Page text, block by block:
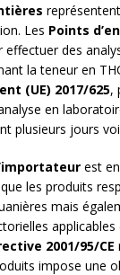
Les Points
effectuer des
la teneur en
(UE) 2017/625,
en
plusieurs jours
est
les produits
mais
applicables
2001/95/CE
impose une